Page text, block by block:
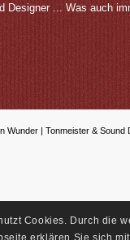
Designer ... Was auch
Wunder | Tonmeister & Sound
Cookies. Durch die